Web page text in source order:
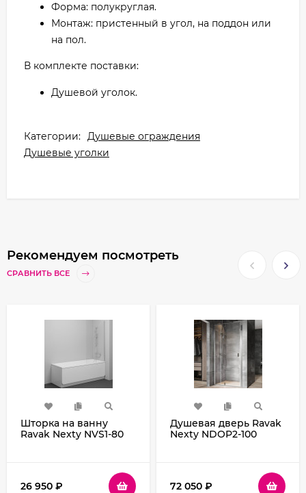
Форма: полукруглая.
Монтаж: пристенный в угол, на поддон или
на пол.
В комплекте поставки:
Душевой уголок.
Категории: Душевые ограждения
Душевые уголки
Рекомендуем посмотреть
СРАВНИТЬ ВСЕ
Шторка на ванну
Ravak Nexty NVS1-80
26 950 ₽
Душевая дверь Ravak
Nexty NDOP2-100
72 050 ₽